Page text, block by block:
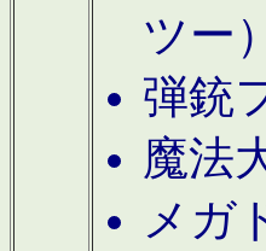
ツー）
弾銃
魔法
メガ